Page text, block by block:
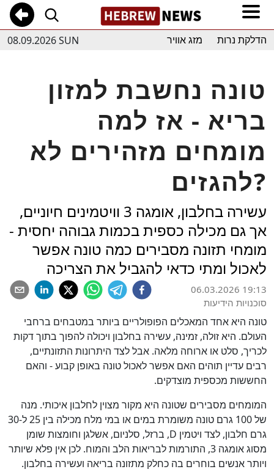
08.09.2026 SUN הדלקת נרות מזג אוויר
טונה נחשבת למזון
בריא - אז למה
מומחים מזהירים לא
להגזים?
עשירה בחלבון, אומגה 3 וויטמינים חיוניים,
אך גם מכילה כספית בכמות גבוהה יחסית -
מומחי תזונה מסבירים כמה טונה אפשר
לאכול ומתי כדאי להגביל את הצריכה
06.03.2026 19:13
סוכנויות הידיעות
טונה היא אחד המאכלים הפופולריים ביותר במטבחים ברחבי
העולם. היא זולה, זמינה, עשירה בחלבון ויכולה להפוך בתוך דקות
לכריך, סלט או ארוחה מלאה. אבל לצד היתרונות התזונתיים,
רבים עדיין תוהים האם אפשר לאכול טונה באופן קבוע - והאם
החששות מכספית מוצדקים.
המומחים מסבירים שטונה היא מקור מצוין לחלבון איכותי. מנה
של 100 גרם טונה משומרת במים או במי מלח מכילה בין 25 ל-30
גרם חלבון, לצד ויטמין D, ברזל, סלניום, אשלגן וחומצות שומן
מסוג אומגה 3, התורמות לבריאות הלב והמוח. לכן אין פלא שיותר
ויותר אנשים בוחרים בה כחלק מתזונה בריאה ועשירה בחלבון.